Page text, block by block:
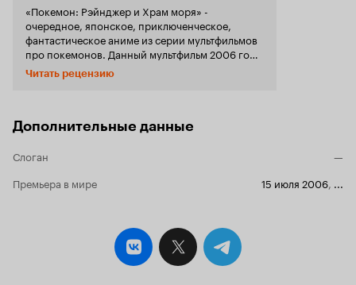
«Покемон: Рэйнджер и Храм моря» -
очередное, японское, приключенческое,
фантастическое аниме из серии мультфильмов
про покемонов. Данный мультфильм 2006 года
уносит зрителя в очередное приключение Эша
и его друзей. В этой истории мы видим водное
скрытом храме моря, в котором хранятся
сокровища, о которых мечтают много людей.
Мы видим приключенческую историю с
хранит в себе подводный храм… Этот
мультфильм исключительно для тех, кто любит
Вы не смотрели никогда мультфильмы о
покемонах, то не начинайте с этого. Есть
намного лучше и интереснее мультфильмы о
сказочных покемонах. Этот же мультфильм
Читать рецензию
Дополнительные данные
Слоган
—
Премьера в мире
15 июля 2006